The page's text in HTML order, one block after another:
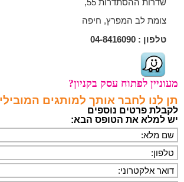
צומת לב המפרץ, חיפה
טלפון : 04-8416090
מעוניין לפתוח עסק בקניון?
תן לנו לחבר אותך למותגים
לקבלת פרטים נוספים
יש למלא את הטופס הבא: